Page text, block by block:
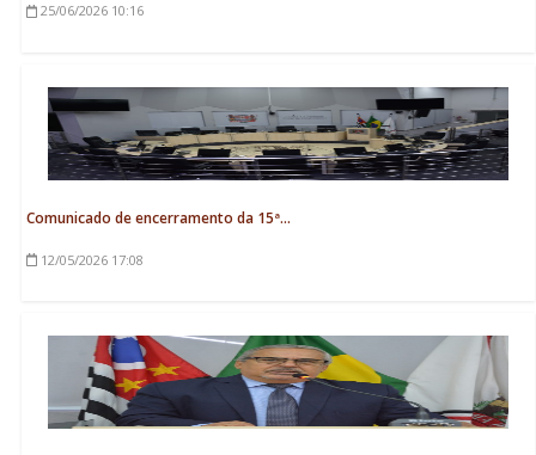
25/06/2026 10:16
Comunicado de encerramento da 15ª...
12/05/2026 17:08